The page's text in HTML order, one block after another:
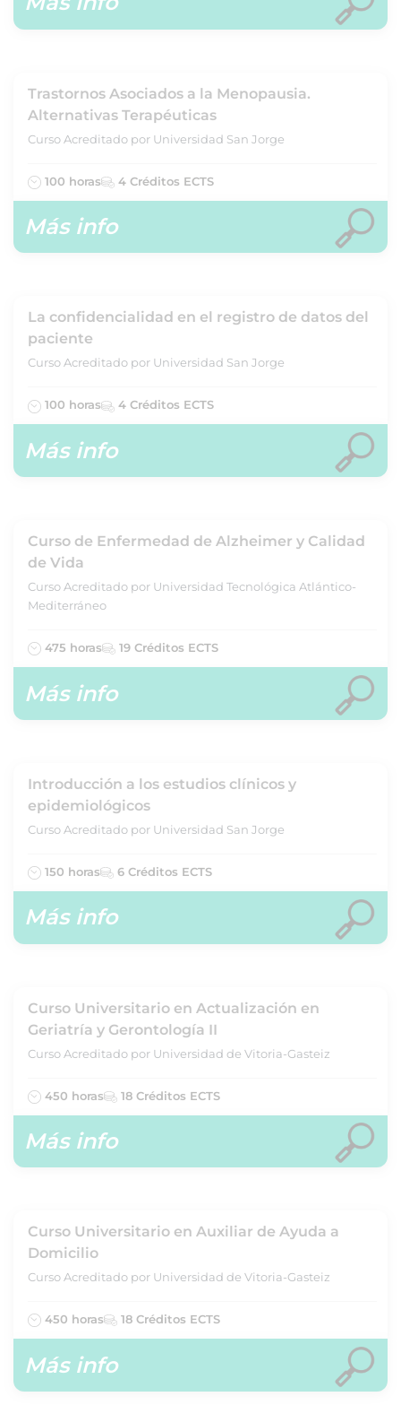
Trastornos Asociados a la Menopausia.
Alternativas Terapéuticas
Curso Acreditado por Universidad San Jorge
100 horas 4 Créditos ECTS
Más info
La confidencialidad en el registro de datos del
paciente
Curso Acreditado por Universidad San Jorge
100 horas 4 Créditos ECTS
Más info
Curso de Enfermedad de Alzheimer y Calidad
de Vida
Curso Acreditado por Universidad Tecnológica Atlántico-
Mediterráneo
475 horas 19 Créditos ECTS
Más info
Introducción a los estudios clínicos y
epidemiológicos
Curso Acreditado por Universidad San Jorge
150 horas 6 Créditos ECTS
Más info
Curso Universitario en Actualización en
Geriatría y Gerontología II
Curso Acreditado por Universidad de Vitoria-Gasteiz
450 horas 18 Créditos ECTS
Más info
Curso Universitario en Auxiliar de Ayuda a
Domicilio
Curso Acreditado por Universidad de Vitoria-Gasteiz
450 horas 18 Créditos ECTS
Más info